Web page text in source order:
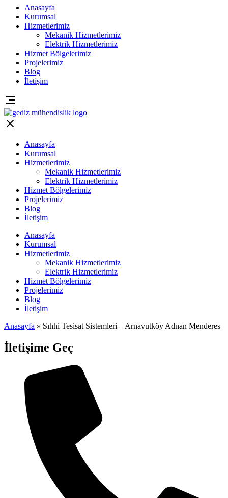
Anasayfa
Kurumsal
Hizmetlerimiz
Mekanik Hizmetlerimiz
Elektrik Hizmetlerimiz
Hizmet Bölgelerimiz
Projelerimiz
Blog
İletişim
Anasayfa
Kurumsal
Hizmetlerimiz
Mekanik Hizmetlerimiz
Elektrik Hizmetlerimiz
Hizmet Bölgelerimiz
Projelerimiz
Blog
İletişim
Anasayfa
Kurumsal
Hizmetlerimiz
Mekanik Hizmetlerimiz
Elektrik Hizmetlerimiz
Hizmet Bölgelerimiz
Projelerimiz
Blog
İletişim
Anasayfa » Sıhhi Tesisat Sistemleri – Arnavutköy Adnan Menderes
İletişime Geç